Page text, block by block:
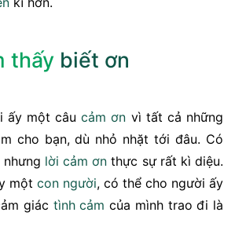
thấy biết ơn
ấy một câucảm ơn vì tất cả những
cho bạn, dù nhỏ nhặt tới đâu. Có
lời cảm ơn thực sự rất kì diệu.
một con người, có thể cho người ấy
giác tình cảm của mình trao đi là